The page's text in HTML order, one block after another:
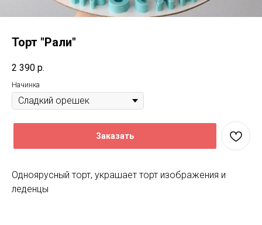
Торт "Рали"
2 390 р.
Начинка
Заказать
Одноярусный торт, украшает торт изображения и
леденцы